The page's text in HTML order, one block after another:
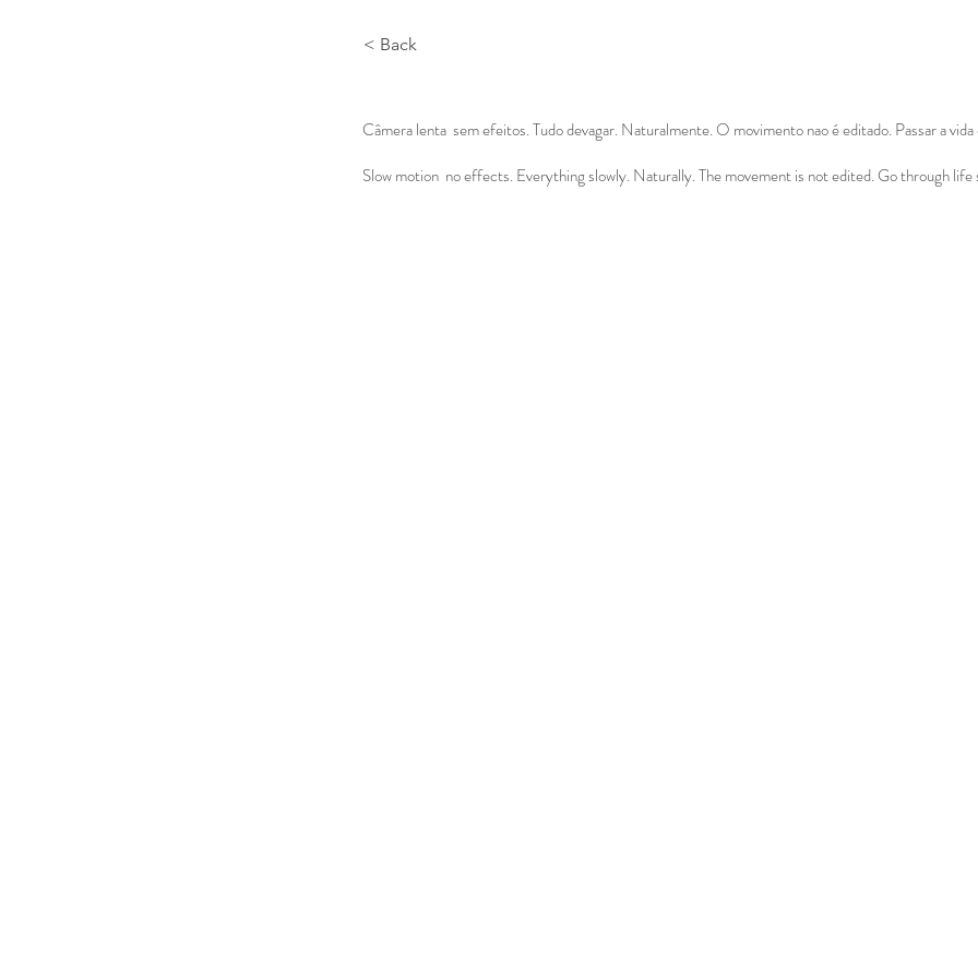
< Back
Câmera lenta sem efeitos. Tudo devagar. Naturalmente. O movimento nao é editado. Passar a vida
Slow motion no effects. Everything slowly. Naturally. The movement is not edited. Go through life